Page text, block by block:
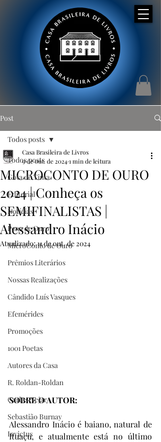
Post
Todos posts
Gota de Tinta
Editorial
Notícias
Pena de Ouro
MicroConto de Ouro
Prêmios Literários
Nossas Realizações
Cândido Luís Vasques
Efemérides
Promoções
1001 Poetas
Autores da Casa
R. Roldan-Roldan
Carlos Nejar
Sebastião Burnay
Invictus
Todos posts
MICROCONTO DE OURO
2024 | Conheça os
SEMIFINALISTAS |
Alessandro Inácio
Casa Brasileira de Livros
9 de out. de 20241 min de leitura
Atualizado:11 de out. de 2024
SOBRE O AUTOR:
Alessandro Inácio é baiano, natural de
Ituaçu, e atualmente está no último